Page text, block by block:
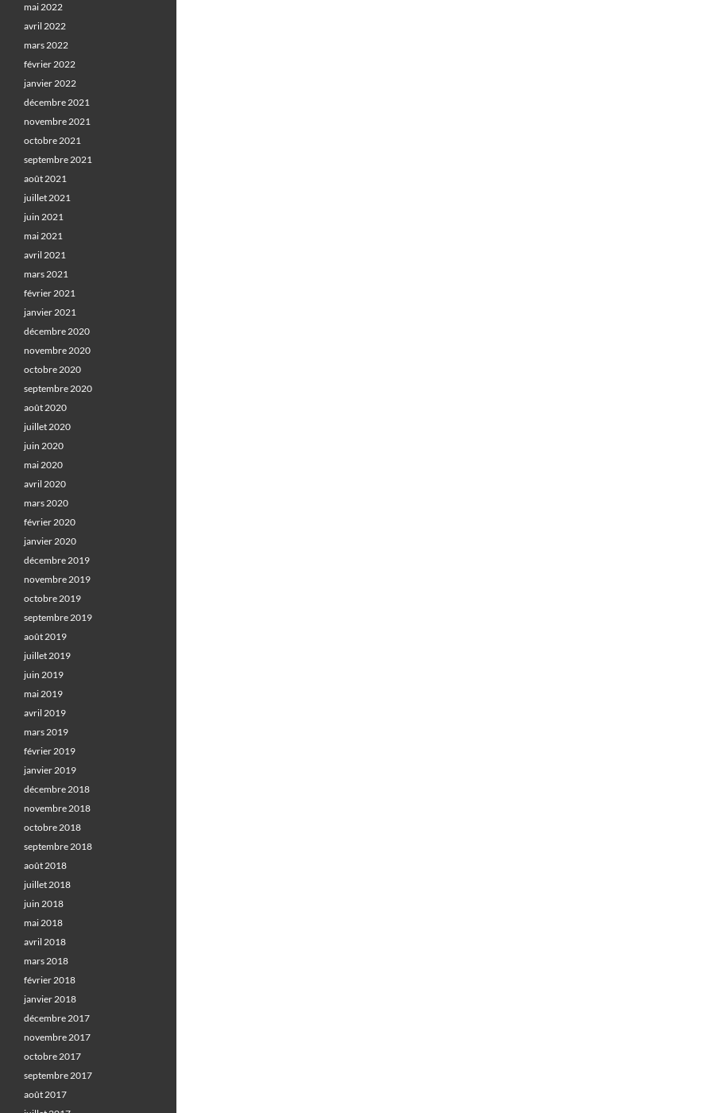
mai 2022
avril 2022
mars 2022
février 2022
janvier 2022
décembre 2021
novembre 2021
octobre 2021
septembre 2021
août 2021
juillet 2021
juin 2021
mai 2021
avril 2021
mars 2021
février 2021
janvier 2021
décembre 2020
novembre 2020
octobre 2020
septembre 2020
août 2020
juillet 2020
juin 2020
mai 2020
avril 2020
mars 2020
février 2020
janvier 2020
décembre 2019
novembre 2019
octobre 2019
septembre 2019
août 2019
juillet 2019
juin 2019
mai 2019
avril 2019
mars 2019
février 2019
janvier 2019
décembre 2018
novembre 2018
octobre 2018
septembre 2018
août 2018
juillet 2018
juin 2018
mai 2018
avril 2018
mars 2018
février 2018
janvier 2018
décembre 2017
novembre 2017
octobre 2017
septembre 2017
août 2017